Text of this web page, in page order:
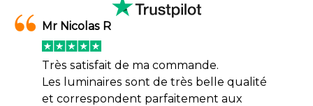
Mr Nicolas R
Très satisfait de ma commande.
Les luminaires sont de très belle qualité
et correspondent parfaitement aux